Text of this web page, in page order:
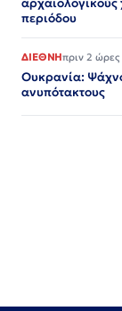
αρχαιολογικούς
περιόδου
ΔΙΕΘΝΗπριν 2 ώρες
Ουκρανία:
ανυπότακτους